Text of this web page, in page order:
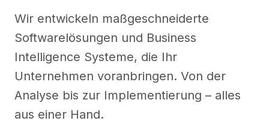
Wir entwickeln maßgeschneiderte
Softwarelösungen und Business
Intelligence Systeme, die Ihr
Unternehmen voranbringen. Von der
Analyse bis zur Implementierung – alles
aus einer Hand.